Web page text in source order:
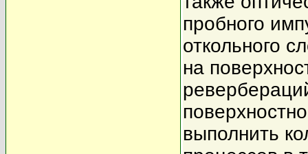
пробного
откольного
на
выполнить